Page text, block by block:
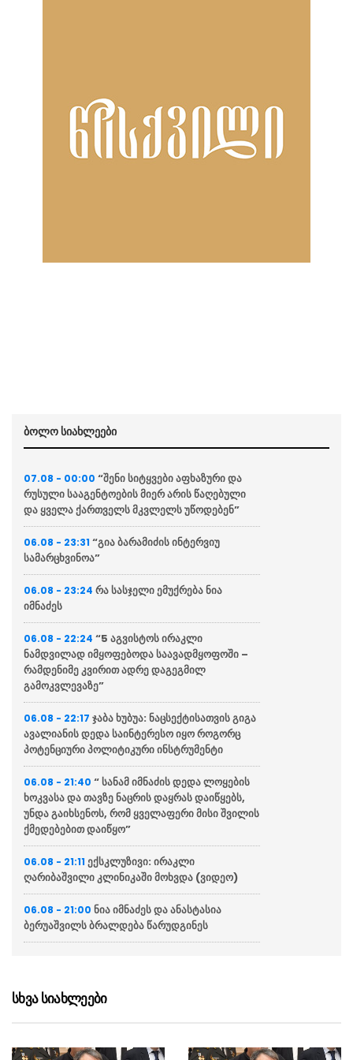
ბოლო სიახლეები
07.08 - 00:00 “შენი სიტყვები აფხაზური და
რუსული სააგენტოების მიერ არის წაღებული
და ყველა ქართველს მკვლელს უწოდებენ”
06.08 - 23:31 “გია ბარამიძის ინტერვიუ
სამარცხვინოა”
06.08 - 23:24 რა სასჯელი ემუქრება ნია
იმნაძეს
06.08 - 22:24 “5 აგვისტოს ირაკლი
ნამდვილად იმყოფებოდა საავადმყოფოში –
რამდენიმე კვირით ადრე დაგეგმილ
გამოკვლევაზე”
06.08 - 22:17 ჯაბა ხუბუა: ნაცსექტისათვის გიგა
ავალიანის დედა საინტერესო იყო როგორც
პოტენციური პოლიტიკური ინსტრუმენტი
06.08 - 21:40 “ სანამ იმნაძის დედა ლოყების
ხოკვასა და თავზე ნაცრის დაყრას დაიწყებს,
უნდა გაიხსენოს, რომ ყველაფერი მისი შვილის
ქმედებებით დაიწყო”
06.08 - 21:11 ექსკლუზივი: ირაკლი
ღარიბაშვილი კლინიკაში მოხვდა (ვიდეო)
06.08 - 21:00 ნია იმნაძეს და ანასტასია
ბერუაშვილს ბრალდება წარუდგინეს
ფლოტის დაახლოებით 80%-ში”
და დროს მოითხოვს
სხვა სიახლეები